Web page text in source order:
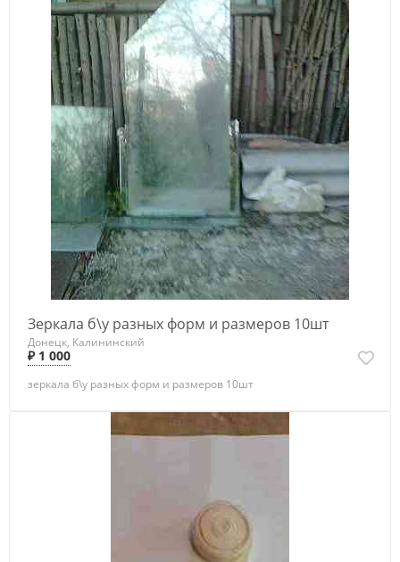
Зеркала б\у разных форм и размеров 10шт
Донецк, Калининский
₽ 1 000
зеркала б\у разных форм и размеров 10шт